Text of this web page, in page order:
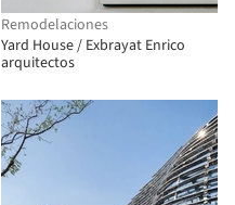
Remodelaciones
Yard House / Exbrayat Enrico
arquitectos